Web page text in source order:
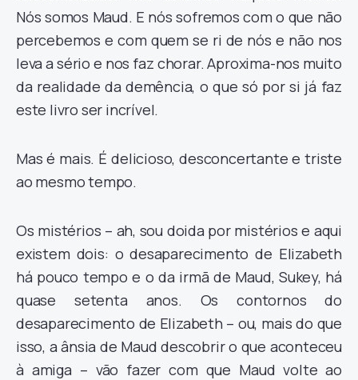
Nós somos Maud. E nós sofremos com o que não
percebemos e com quem se ri de nós e não nos
leva a sério e nos faz chorar. Aproxima-nos muito
da realidade da demência, o que só por si já faz
este livro ser incrível.
Mas é mais. É delicioso, desconcertante e triste
ao mesmo tempo.
Os mistérios – ah, sou doida por mistérios e aqui
existem dois: o desaparecimento de Elizabeth
há pouco tempo e o da irmã de Maud, Sukey, há
quase setenta anos. Os contornos do
desaparecimento de Elizabeth – ou, mais do que
isso, a ânsia de Maud descobrir o que aconteceu
à amiga – vão fazer com que Maud volte ao